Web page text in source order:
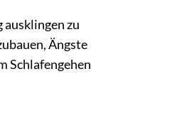
ausklingen zu
Ängste
Schlafengehen